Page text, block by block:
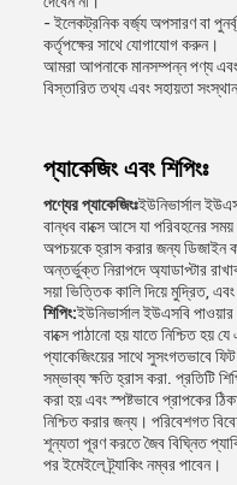
- ইলেকট্রনিক বর্জ্য অপসারণ বা
কর্তৃপক্ষের সাথে যোগাযোগ করুন।
আমরা আপনাকে মানসম্পন্ন পণ্য
বিস্তারিত তথ্য এবং সহায়তা
প্যাকেজিং এবং শিপিংঃ
পণ্যের প্যাকেজিংঃইউনিভার্সাল
বান্ধব বাক্সে আসে যা পরিবহনের
অপচয়কে হ্রাস করার জন্য ডিজাইন
অন্তর্ভুক্ত নিরাপদে অ্যাডাপ্টার
সয়া ভিত্তিক কালি দিয়ে মুদ্রিত,
শিপিং:ইউনিভার্সাল ইউএসবি
বাক্সে পাঠানো হয় যাতে নিশ্চিত হয়
প্যাকেজিংয়ের সাথে সুসংগতভাবে
সম্ভাব্য ক্ষতি হ্রাস করা. প্রতিটি
করা হয় এবং স্পষ্টভাবে প্রাপকের
নিশ্চিত করার জন্য। পরিবেশগত
শূন্যতা পূরণ করতে জৈব বিঘ্নিত
পর ইমেইলে ট্র্যাকিং নম্বর পাবেন।